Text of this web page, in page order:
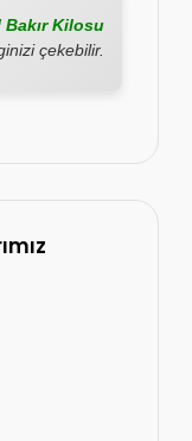
Bakır Kilosu
çekebilir.